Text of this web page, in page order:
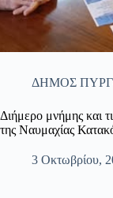
ΔΗΜΟΣ
Διήμερο μνήμης και
της Ναυμαχίας
3 Οκτωβρίου,